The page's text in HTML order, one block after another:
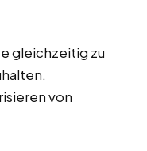
gleichzeitig zu
von